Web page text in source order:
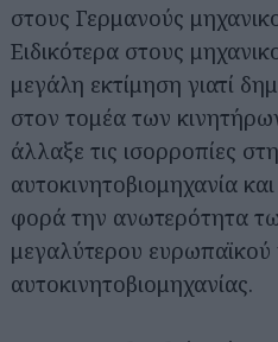
στους Γερμανούς
Ειδικότερα στους
μεγάλη εκτίμηση γιατί
στον τομέα των
άλλαξε τις ισορροπίες
αυτοκινητοβιομηχανία
φορά την ανωτερότητα
μεγαλύτερου
αυτοκινητοβιομηχανίας.